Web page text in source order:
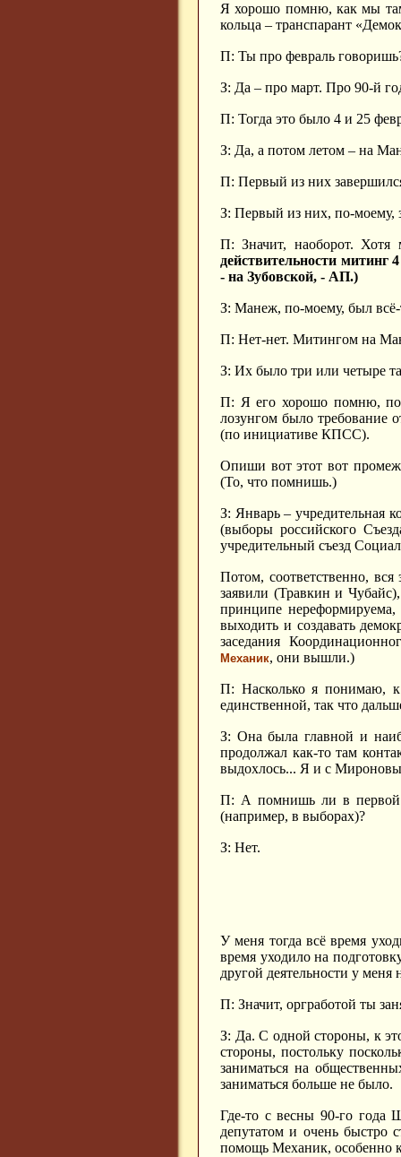
Я хорошо помню, как мы
кольца – транспарант
П: Ты про февраль
З: Да – про март. Про 90-й
П: Тогда это было 4 и 25
З: Да, а потом летом – на
П: Первый из них
З: Первый из них, по-моему,
П: Значит, наоборот.
действительности
- на Зубовской, - АП.)
З: Манеж, по-моему, был всё-
П: Нет-нет. Митингом на
З: Их было три или четыре
П: Я его хорошо помню,
лозунгом было требование
(по инициативе КПСС).
Опиши вот этот вот
(То, что помнишь.)
З: Январь – учредительная
(выборы российского
учредительный съезд
Потом, соответственно,
заявили (Травкин и
принципе
выходить и создавать
заседания
Механик, они вышли.)
П: Насколько я понимаю, к
единственной, так что
З: Она была главной и
продолжал как-то там
выдохлось... Я и с
П: А помнишь ли в первой
(например, в выборах)?
З: Нет.
У меня тогда всё время
время уходило на
другой деятельности у меня
П: Значит, оргработой ты
З: Да. С одной стороны, к
стороны, постольку
заниматься на
заниматься больше не было.
Где-то с весны 90-го года
депутатом и очень быстро
помощь Механик, особенно